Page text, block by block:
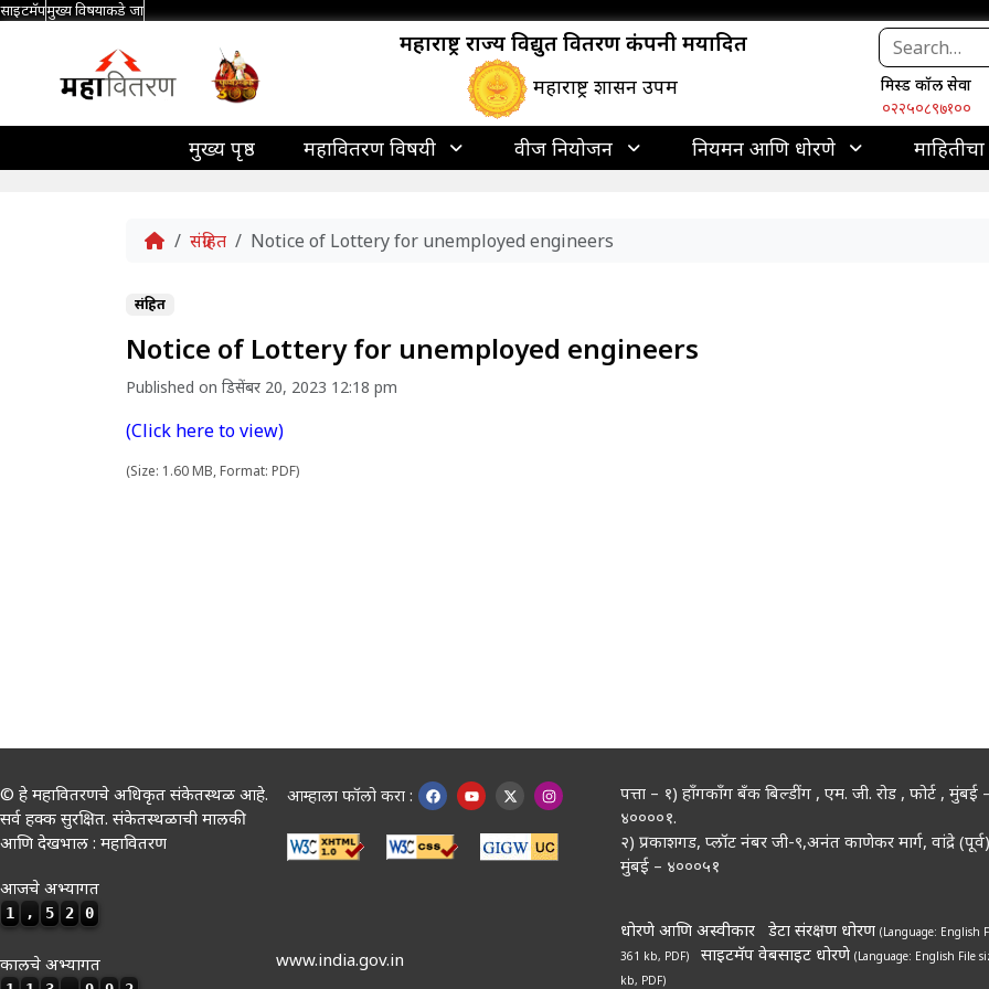
साइटमॅपमुख्य विषयाकडे जा
महाराष्ट्र राज्य विद्युत वितरण कंपनी मर्यादित
महाराष्ट्र शासन उपक्रम
मिस्ड कॉल सेवा
०२२५०८९७१००
मुख्य पृष्ठ महावितरण विषयी वीज नियोजन नियमन आणि धोरणे
Home
संग्रहित Notice of Lottery for unemployed engineers
संग्रहित
Notice of Lottery for unemployed engineers
Published on डिसेंबर 20, 2023 12:18 pm
(Click here to view)
(Size: 1.60 MB, Format: PDF)
© हे महावितरणचे अधिकृत संकेतस्थळ आहे.
सर्व हक्क सुरक्षित. संकेतस्थळाची मालकी
आणि देखभाल : महावितरण
आजचे अभ्यागत
1 , 5 2 0
कालचे अभ्यागत
आम्हाला फॉलो करा :
www.india.gov.in
पत्ता – १) हॉंगकॉंग बँक बिल्डींग , एम. जी. रोड , फोर्ट , मुंबई –
४००००१.
२) प्रकाशगड, प्लॉट नंबर जी-९,अनंत काणेकर मार्ग, वांद्रे
मुंबई – ४०००५१
धोरणे आणि अस्वीकार डेटा संरक्षण धोरण(Language: English
361 kb, PDF)
साइटमॅप वेबसाइट धोरणे(Language: English File
kb, PDF)